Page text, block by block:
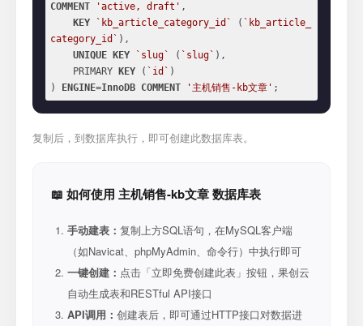
COMMENT
'active, draft' ,
KEY
`kb_article_category_id` ( `kb_article_
category_id` ),
UNIQUE
KEY `slug` ( `slug` ),
    PRIMARY
KEY ( `id` )
)
ENGINE=InnoDB COMMENT '主机销售-kb文章' ;
复制后，到数据库执行，即可创建此数据库表。
📖 如何使用 主机销售-kb文章 数据库表
手动建表： 复制上方SQL语句，在MySQL客户端
（如Navicat、phpMyAdmin、命令行）中执行即可
一键创建： 点击「立即免费创建此表」按钮，果创云
自动生成表和RESTful API接口
API调用： 创建表后，即可通过HTTP接口对数据进